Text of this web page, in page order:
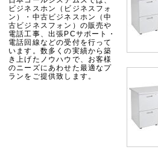
ビジネスホン（ビジネスフォ
ン）・中古ビジネスホン（中
古ビジネスフォン）の販売や
電話工事、出張PCサポート・
電話回線などの受付を行って
います。数多くの実績から築
き上げたノウハウで、お客様
のニーズにあわせた最適なプ
ランをご提供致します。